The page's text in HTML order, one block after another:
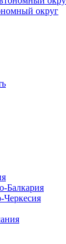
округ
Балкария
Черкесия